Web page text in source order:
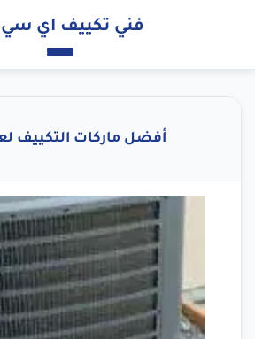
فني تكييف اي سي
أفضل ماركات التكييف لعام